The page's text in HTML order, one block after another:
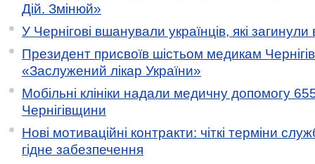
Дій. Змінюй»
У Чернігові вшанували українців, які загинули
Президент присвоїв шістьом медикам
«Заслужений лікар України»
Мобільні клініки надали медичну допомогу
Чернігівщини
Нові мотиваційні контракти: чіткі терміни
гідне забезпечення